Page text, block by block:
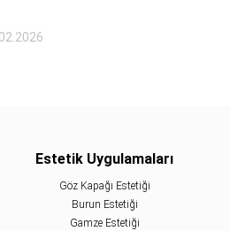
Estetik Uygulamaları
Göz Kapağı Estetiği
Burun Estetiği
Gamze Estetiği